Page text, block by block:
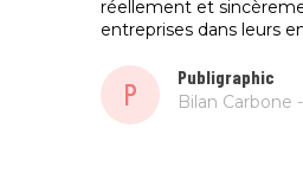
réellement et
entreprises dans leurs
P
Publigraphic
Bilan Carbone